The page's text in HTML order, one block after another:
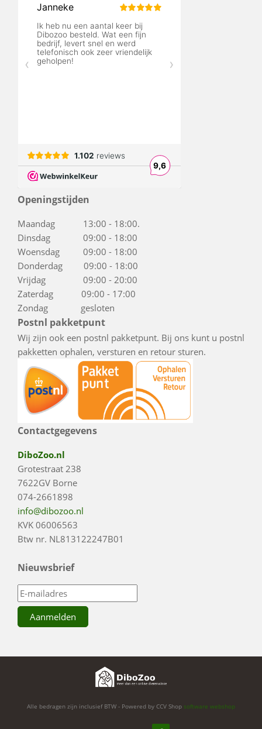
Openingstijden
Maandag 13:00 - 18:00.
Dinsdag 09:00 - 18:00
Woensdag 09:00 - 18:00
Donderdag 09:00 - 18:00
Vrijdag 09:00 - 20:00
Zaterdag 09:00 - 17:00
Zondag gesloten
Postnl pakketpunt
Wij zijn ook een postnl pakketpunt. Bij ons kunt u postnl
pakketten ophalen, versturen en retour sturen.
Contactgegevens
DiboZoo.nl
Grotestraat 238
7622GV Borne
074-2661898
info@dibozoo.nl
KVK 06006563
Btw nr. NL813122247B01
Nieuwsbrief
Alle bedragen zijn inclusief BTW - Powered by CCV Shop software webshop